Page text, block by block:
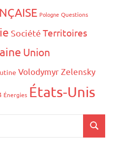
Pologne Questions
Société Territoires
Union
Volodymyr Zelensky
Énergies États-Unis